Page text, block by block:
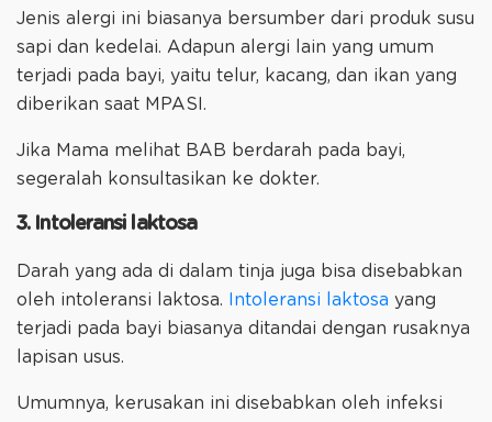
Jenis alergi ini biasanya bersumber dari produk susu
sapi dan kedelai. Adapun alergi lain yang umum
terjadi pada bayi, yaitu telur, kacang, dan ikan yang
diberikan saat MPASI.
Jika Mama melihat BAB berdarah pada bayi,
segeralah konsultasikan ke dokter.
3. Intoleransi laktosa
Darah yang ada di dalam tinja juga bisa disebabkan
oleh intoleransi laktosa. Intoleransi laktosa yang
terjadi pada bayi biasanya ditandai dengan rusaknya
lapisan usus.
Umumnya, kerusakan ini disebabkan oleh infeksi